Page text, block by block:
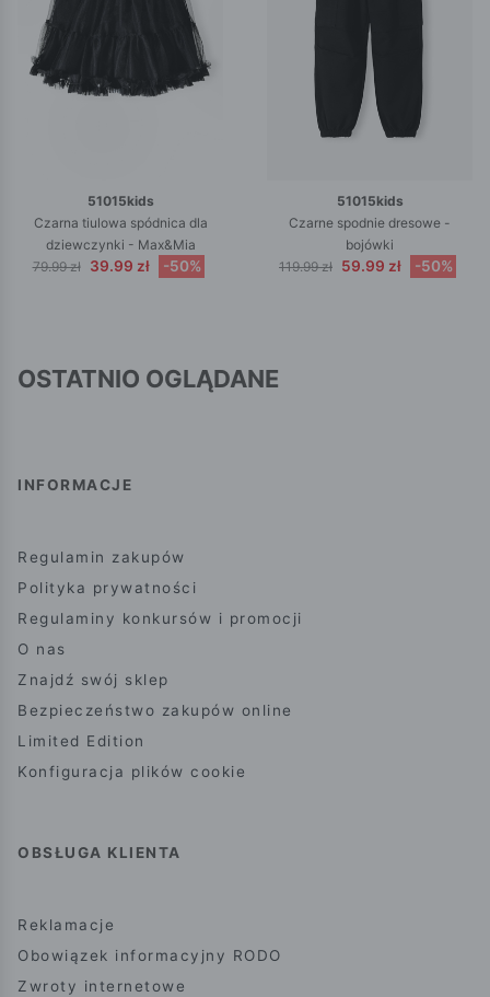
51015kids
Czarna tiulowa spódnica dla
dziewczynki - Max&Mia
79.99 zł
39.99 zł -50%
51015kids
Czarne spodnie dresowe -
bojówki
119.99 zł 59.99 zł -50%
OSTATNIO OGLĄDANE
INFORMACJE
Regulamin zakupów
Polityka prywatności
Regulaminy konkursów i promocji
O nas
Znajdź swój sklep
Bezpieczeństwo zakupów online
Limited Edition
Konfiguracja plików cookie
OBSŁUGA KLIENTA
Reklamacje
Obowiązek informacyjny RODO
Zwroty internetowe